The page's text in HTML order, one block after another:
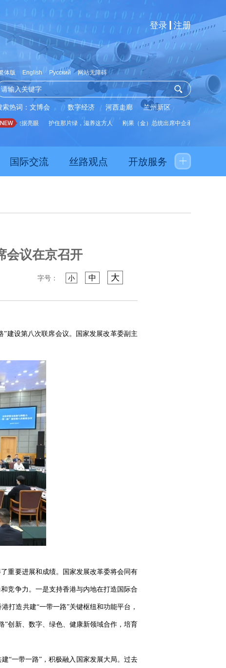
登录 注册
体版 English Русский 网站无障碍
索热词： 文博会 数字经济 河西走廊 兰州新区
展数据亮眼 护住那片绿，滋养这方人 刚果（金）总统出席中企承建水厂启用仪式
国际交流 丝路观点 开放服务
会议在京召开
字号： 小 中 大
建设第八次联席会议。国家发展改革委副主
重要进展和成绩。国家发展改革委将会同有
竞争力。一是支持香港与内地在打造国际合
打造共建“一带一路”关键枢纽和功能平台，
”创新、数字、绿色、健康新领域合作，培育
“一带一路”，积极融入国家发展大局。过去